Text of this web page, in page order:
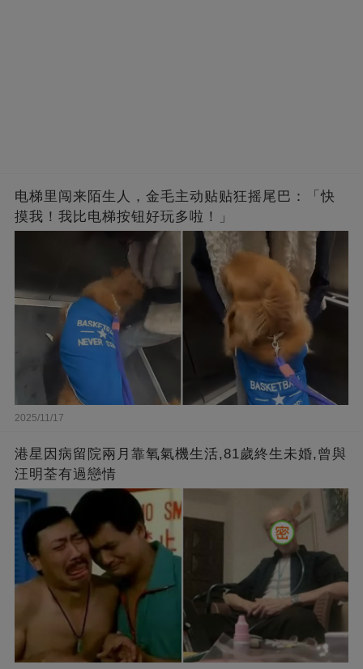
电梯里闯来陌生人，金毛主动贴贴狂摇尾巴：「快
摸我！我比电梯按钮好玩多啦！」
2025/11/17
港星因病留院兩月靠氧氣機生活,81歲終生未婚,曾與
汪明荃有過戀情